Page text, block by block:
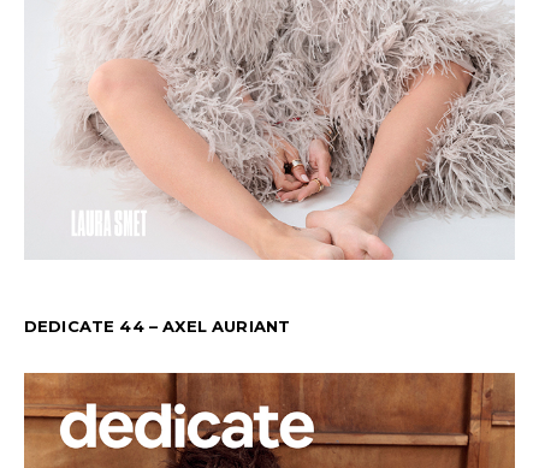
DEDICATE 44 – AXEL AURIANT